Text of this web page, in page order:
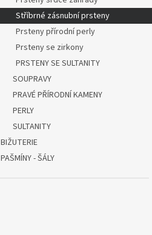
Stříbrné zásnubní prsteny
Prsteny přírodní perly
Prsteny se zirkony
PRSTENY SE SULTANITY
SOUPRAVY
PRAVÉ PŘÍRODNÍ KAMENY
PERLY
SULTANITY
BIŽUTERIE
PAŠMÍNY - ŠÁLY